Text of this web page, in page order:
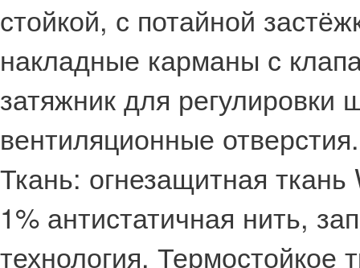
стойкой, с потайной
накладные карманы с
затяжник для
вентиляционные
Ткань: огнезащитная
1% антистатичная нить,
технология. Термостойкое